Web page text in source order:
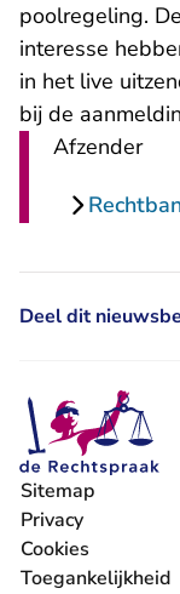
poolregeling. De
interesse
in het live
bij de
Afzender
Deel dit
Sitemap
Privacy
Cookies
Toegankelijkheid